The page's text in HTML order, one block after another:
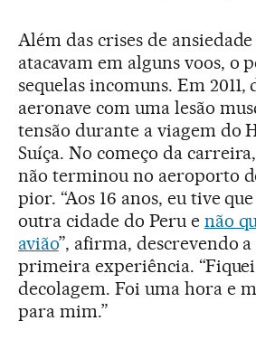
Além das crises de
atacavam em alguns voos, o
sequelas incomuns. Em
aeronave com uma lesão
tensão durante a viagem do
Suíça. No começo da
não terminou no aeroporto
pior. “Aos 16 anos, eu tive
outra cidade do Peru e não
avião”, afirma, descrevendo a
primeira experiência.
decolagem. Foi uma hora e
para mim.”